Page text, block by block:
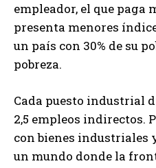
empleador, el que paga
presenta menores
un país con 30% de su
pobreza.
Cada puesto industrial
2,5 empleos indirectos.
con bienes industriales
un mundo donde la